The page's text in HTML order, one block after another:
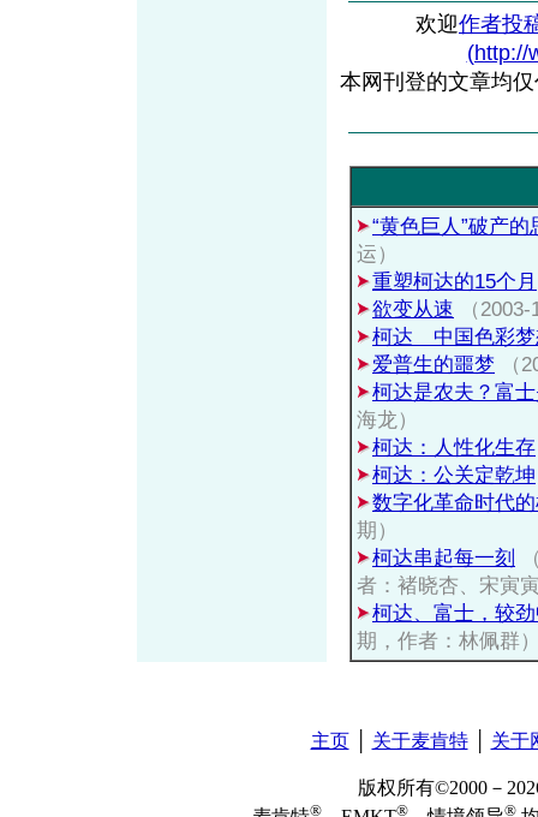
欢迎作者投
(http://
本网刊登的文章均
“黄色巨人”破产的
运）
重塑柯达的15个月
欲变从速
（
柯达 中国色彩梦
爱普生的噩梦
（
柯达是农夫？富
海龙）
柯达：人性化生存
柯达：公关定乾坤
数字化革命时代
期）
柯达串起每一刻
者：褚晓杏、宋寅
柯达、富士，较
期，作者：林佩群
主页│ 关于麦肯特│ 关于
版权所有©2000－
® ® ®